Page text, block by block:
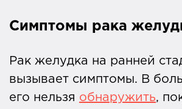
Симптомы рака
Рак желудка на ранней
вызывает симптомы. В
его нельзя обнаружить,